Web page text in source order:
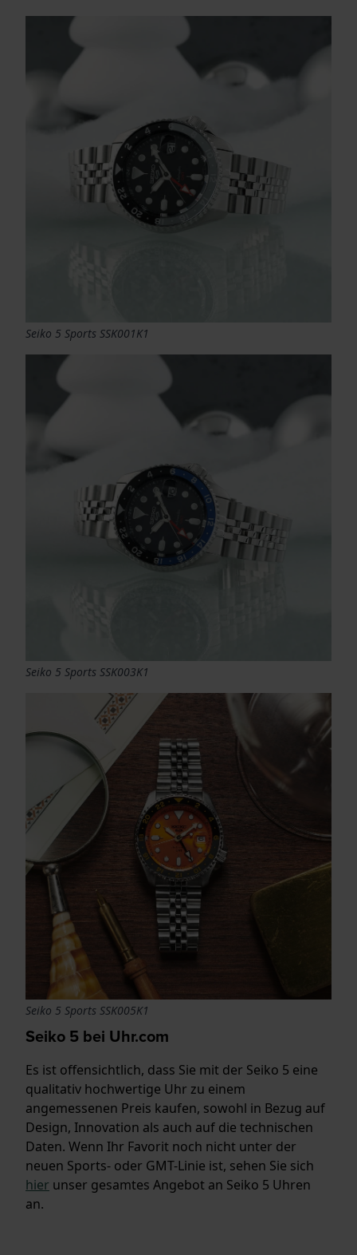
Seiko 5 Sports SSK001K1
Seiko 5 Sports SSK003K1
Seiko 5 Sports SSK005K1
Seiko 5 bei Uhr.com
Es ist offensichtlich, dass Sie mit der Seiko 5 eine
qualitativ hochwertige Uhr zu einem
angemessenen Preis kaufen, sowohl in Bezug auf
Design, Innovation als auch auf die technischen
Daten. Wenn Ihr Favorit noch nicht unter der
neuen Sports- oder GMT-Linie ist, sehen Sie sich
hier unser gesamtes Angebot an Seiko 5 Uhren
an.